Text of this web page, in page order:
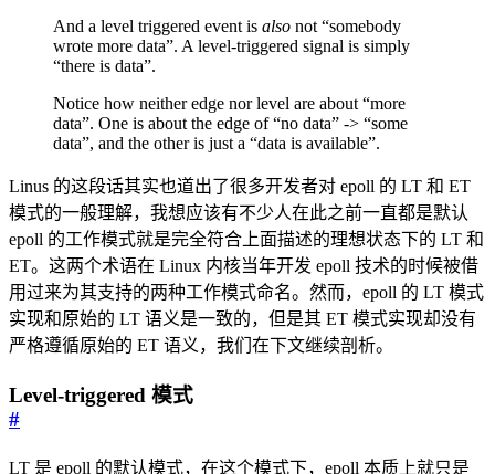
And a level triggered event is also not “somebody
wrote more data”. A level-triggered signal is simply
“there is data”.
Notice how neither edge nor level are about “more
data”. One is about the edge of “no data” -> “some
data”, and the other is just a “data is available”.
Linus 的这段话其实也道出了很多开发者对 epoll 的 LT 和 ET
模式的一般理解，我想应该有不少人在此之前一直都是默认
epoll 的工作模式就是完全符合上面描述的理想状态下的 LT 和
ET。这两个术语在 Linux 内核当年开发 epoll 技术的时候被借
用过来为其支持的两种工作模式命名。然而，epoll 的 LT 模式
实现和原始的 LT 语义是一致的，但是其 ET 模式实现却没有
严格遵循原始的 ET 语义，我们在下文继续剖析。
Level-triggered 模式
#
LT 是 epoll 的默认模式，在这个模式下，epoll 本质上就只是